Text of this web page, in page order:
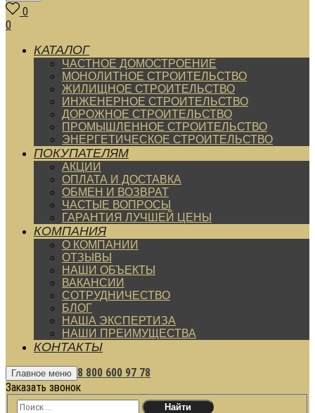
0
0
КАТАЛОГ
ЧАСТНОЕ ДОМОСТРОЕНИЕ
МОНОЛИТНОЕ СТРОИТЕЛЬСТВО
ЖИЛИЩНОЕ СТРОИТЕЛЬСТВО
ИНЖЕНЕРНОЕ СТРОИТЕЛЬСТВО
ДОРОЖНОЕ СТРОИТЕЛЬСТВО
ПРОМЫШЛЕННОЕ СТРОИТЕЛЬСТВО
ЭНЕРГЕТИЧЕСКОЕ СТРОИТЕЛЬСТВО
ПОКУПАТЕЛЯМ
АКЦИИ
ОПЛАТА И ДОСТАВКА
ОБМЕН И ВОЗВРАТ
ЧАСТЫЕ ВОПРОСЫ
ГАРАНТИЯ ЛУЧШЕЙ ЦЕНЫ
КОМПАНИЯ
О КОМПАНИИ
ОТЗЫВЫ
НАШИ ОБЪЕКТЫ
ВАКАНСИИ
СОТРУДНИЧЕСТВО
БЛОГ
НАША ЭКСПЕРТИЗА
НАШИ ПРЕИМУЩЕСТВА
КОНТАКТЫ
Главное меню 8 800 600 97 78
Заказать звонок